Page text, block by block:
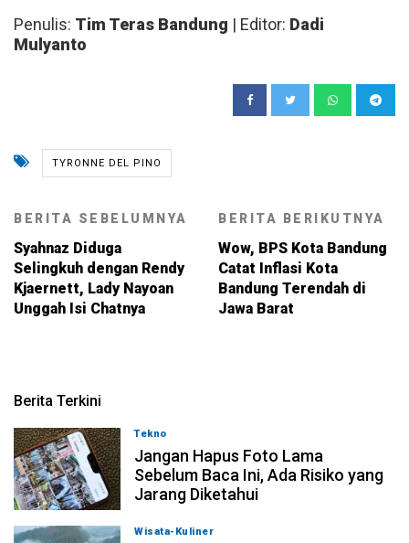
Penulis: Tim Teras Bandung | Editor: Dadi
Mulyanto
TYRONNE DEL PINO
BERITA SEBELUMNYA
Syahnaz Diduga
Selingkuh dengan Rendy
Kjaernett, Lady Nayoan
Unggah Isi Chatnya
BERITA BERIKUTNYA
Wow, BPS Kota Bandung
Catat Inflasi Kota
Bandung Terendah di
Jawa Barat
Berita Terkini
Tekno
Jangan Hapus Foto Lama
Sebelum Baca Ini, Ada Risiko yang
Jarang Diketahui
Wisata-Kuliner